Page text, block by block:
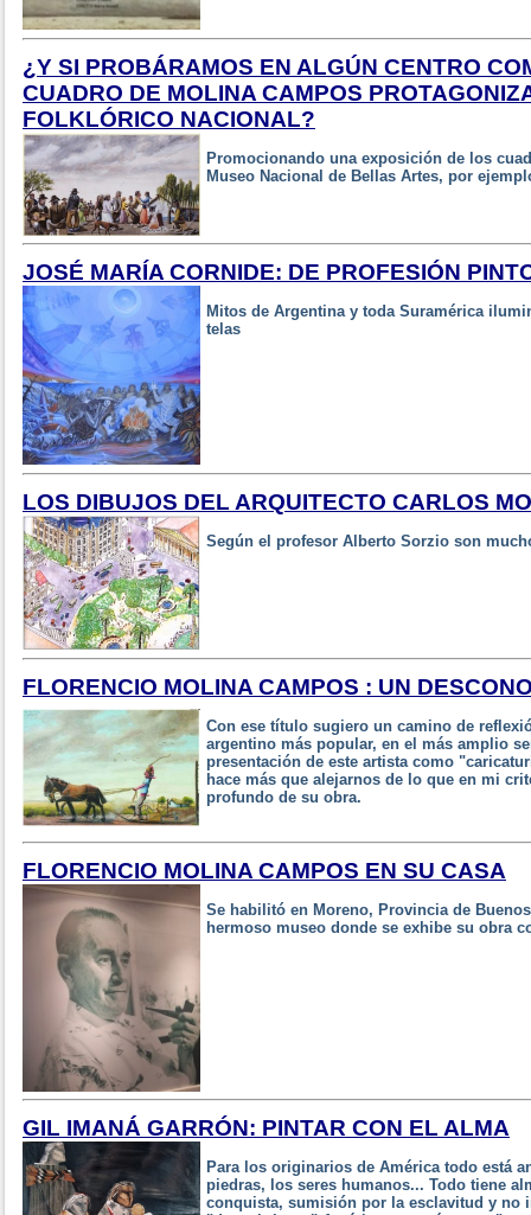
¿Y SI PROBÁRAMOS EN ALGÚN CENTRO
CUADRO DE MOLINA CAMPOS
FOLKLÓRICO NACIONAL?
Promocionando una exposición de los
Museo Nacional de Bellas Artes, por
JOSÉ MARÍA CORNIDE: DE PROFESIÓN
Mitos de Argentina y toda Suramérica
telas
LOS DIBUJOS DEL ARQUITECTO CARLOS
Según el profesor Alberto Sorzio son
FLORENCIO MOLINA CAMPOS : UN
Con ese título sugiero un camino de
argentino más popular, en el más amplio
presentación de este artista como
hace más que alejarnos de lo que en mi
profundo de su obra.
FLORENCIO MOLINA CAMPOS EN SU CASA
Se habilitó en Moreno, Provincia de
hermoso museo donde se exhibe su obra
GIL IMANÁ GARRÓN: PINTAR CON EL ALMA
Para los originarios de América todo está
piedras, los seres humanos... Todo tiene
conquista, sumisión por la esclavitud y no